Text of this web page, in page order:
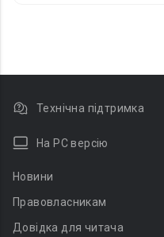
Технічна підтримка
На PC версію
Новини
Правовласникам
Довідка для читача